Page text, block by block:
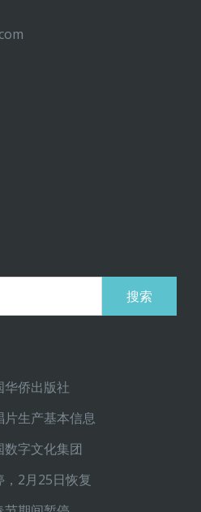
华侨出版社
生产基本信息
字文化集团
2月25日恢复